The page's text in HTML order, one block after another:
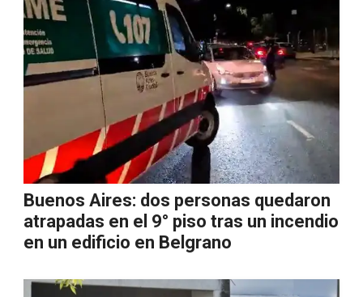
Buenos Aires: dos personas quedaron
atrapadas en el 9° piso tras un incendio
en un edificio en Belgrano